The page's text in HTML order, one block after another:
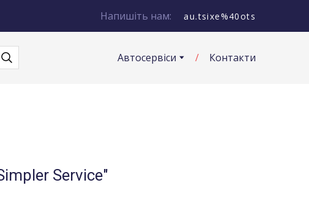
Напишіть нам: au.tsixe%40ots
Автосервіси Контакти
Service"